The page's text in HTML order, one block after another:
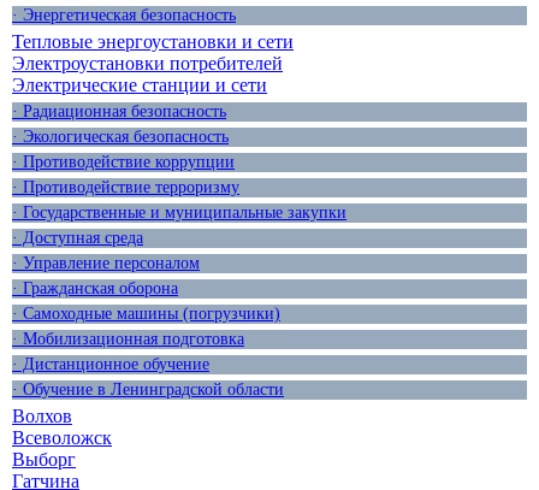
· Энергетическая безопасность
Тепловые энергоустановки и сети
Электроустановки потребителей
Электрические станции и сети
· Радиационная безопасность
· Экологическая безопасность
· Противодействие коррупции
· Противодействие терроризму
· Государственные и муниципальные закупки
· Доступная среда
· Управление персоналом
· Гражданская оборона
· Самоходные машины (погрузчики)
· Мобилизационная подготовка
· Дистанционное обучение
· Обучение в Ленинградской области
Волхов
Всеволожск
Выборг
Гатчина